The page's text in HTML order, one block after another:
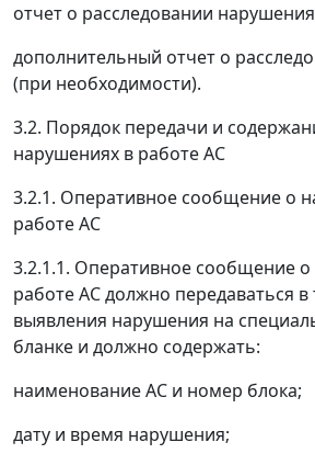
отчет о расследовании
дополнительный отчет о
(при необходимости).
3.2. Порядок передачи и
нарушениях в работе АС
3.2.1. Оперативное сообщение о
работе АС
3.2.1.1. Оперативное сообщение
работе АС должно передаваться в
выявления нарушения на
бланке и должно содержать:
наименование АС и номер блока;
дату и время нарушения;